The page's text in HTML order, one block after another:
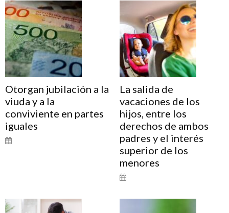
Otorgan jubilación a la
viuda y a la
conviviente en partes
iguales
La salida de
vacaciones de los
hijos, entre los
derechos de ambos
padres y el interés
superior de los
menores